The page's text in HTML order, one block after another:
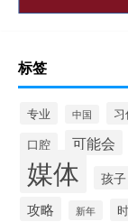
标签
专业 中国
口腔 可能会
媒体 孩子
攻略 新年